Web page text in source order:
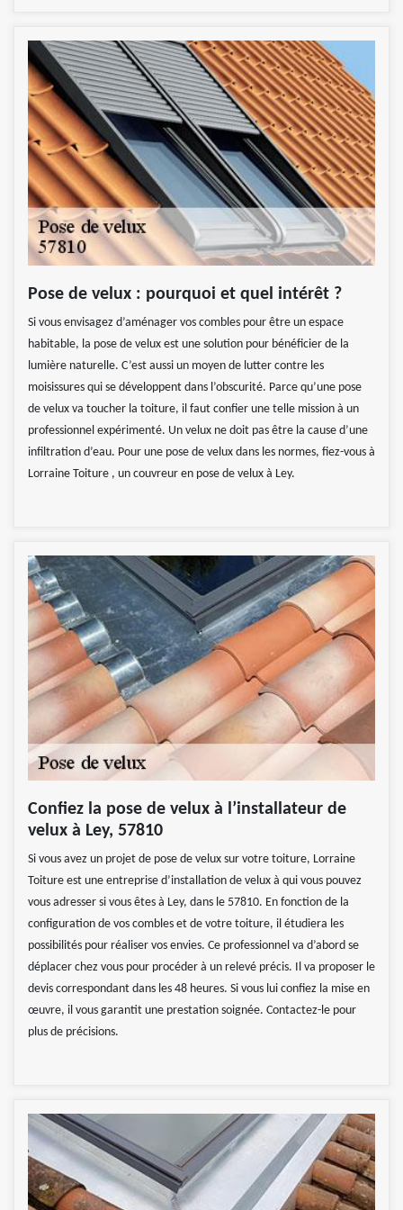
Pose de velux : pourquoi et quel intérêt ?
Si vous envisagez d’aménager vos combles pour être un espace
habitable, la pose de velux est une solution pour bénéficier de la
lumière naturelle. C’est aussi un moyen de lutter contre les
moisissures qui se développent dans l’obscurité. Parce qu’une pose
de velux va toucher la toiture, il faut confier une telle mission à un
professionnel expérimenté. Un velux ne doit pas être la cause d’une
infiltration d’eau. Pour une pose de velux dans les normes, fiez-vous à
Lorraine Toiture , un couvreur en pose de velux à Ley.
Confiez la pose de velux à l’installateur de
velux à Ley, 57810
Si vous avez un projet de pose de velux sur votre toiture, Lorraine
Toiture est une entreprise d’installation de velux à qui vous pouvez
vous adresser si vous êtes à Ley, dans le 57810. En fonction de la
configuration de vos combles et de votre toiture, il étudiera les
possibilités pour réaliser vos envies. Ce professionnel va d’abord se
déplacer chez vous pour procéder à un relevé précis. Il va proposer le
devis correspondant dans les 48 heures. Si vous lui confiez la mise en
œuvre, il vous garantit une prestation soignée. Contactez-le pour
plus de précisions.